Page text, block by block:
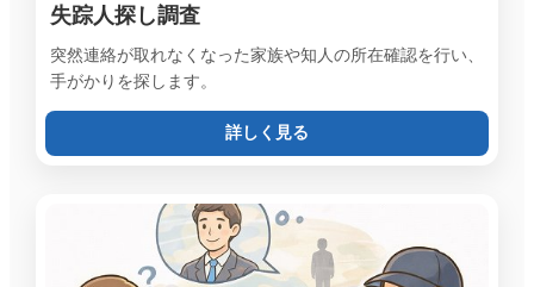
失踪人探し調査
突然連絡が取れなくなった家族や知人の所在確認を行い、
手がかりを探します。
詳しく見る